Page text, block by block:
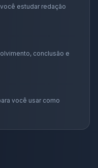
estudar redação
conclusão e
você usar como